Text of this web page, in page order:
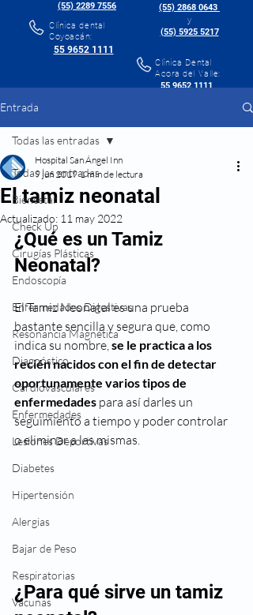
(55) 2289 7556
Clínica dental
Coyoacán:
55 9652 1111
(55) 2868 0643
y
(55) 5925 5217
Clínica Dental
Acora del Valle:
55 9652 1111
Entrada
Todas las entradas
Bienestar
Check Up
Cirugías Plásticas
Endoscopía
Enfermedades Digestivas
Resonancia Magnética
Diagnóstico
Cardiovasculares
Enfermedades
Lesiones Deportivas
Diabetes
Hipertensión
Alergias
Bajar de Peso
Respiratorias
Vacunas
Todas las entradas
El tamiz neonatal
Hospital San Ángel Inn
9 jun 2019 1 min de lectura
Actualizado: 11 may 2022
¿Qué es un Tamiz
Neonatal?
El Tamiz Neonatal es una prueba
bastante sencilla y segura que, como
indica su nombre, se le practica a los
recién nacidos con el fin de detectar
oportunamente varios tipos de
enfermedades para así darles un
seguimiento a tiempo y poder controlar
o eliminar a las mismas.
¿Para qué sirve un tamiz